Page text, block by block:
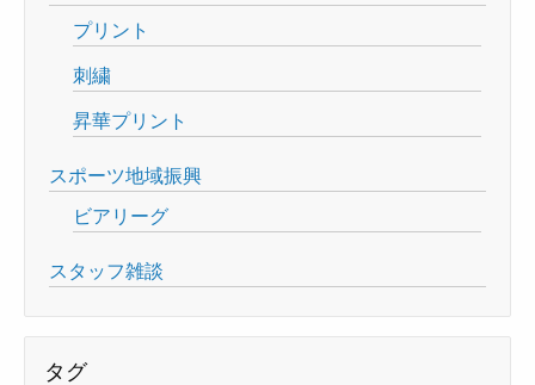
プリント
刺繍
昇華プリント
スポーツ地域振興
ビアリーグ
スタッフ雑談
タグ